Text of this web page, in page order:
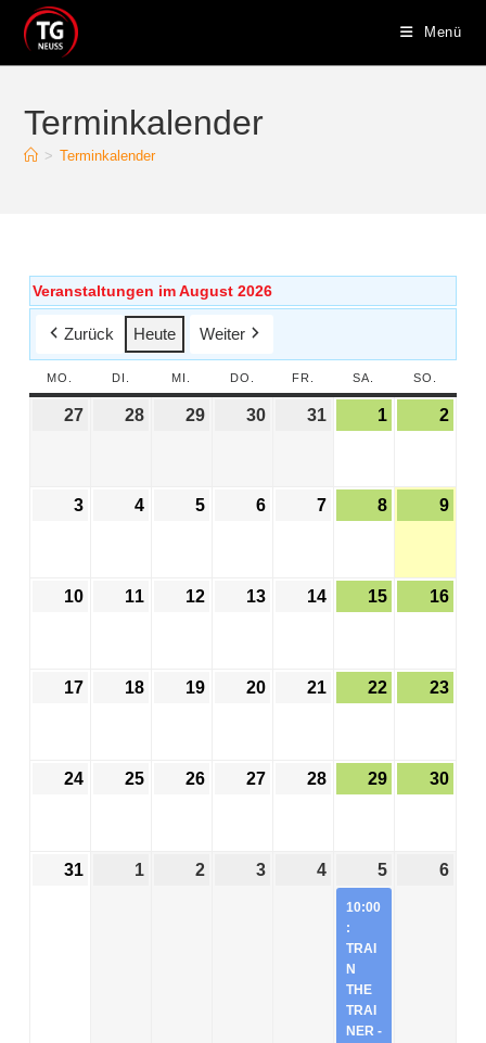
Menü
Terminkalender
> Terminkalender
Veranstaltungen im August 2026
Zurück Heute Weiter
MO. DI. MI. DO. FR. SA. SO.
27 28 29 30 31 1 2
3 4 5 6 7 8 9
10 11 12 13 14 15 16
17 18 19 20 21 22 23
24 25 26 27 28 29 30
31 1 2 3 4 5
10:00
:
TRAI
N
THE
TRAI
NER -
6